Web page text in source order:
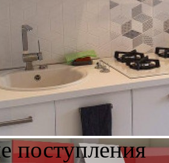
поступления